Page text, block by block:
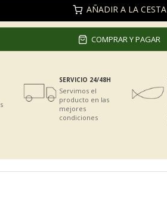
AÑADIR A LA CESTA
COMPRAR Y PAGAR
SERVICIO 24/48H
Servimos el
producto en las
mejores
condiciones